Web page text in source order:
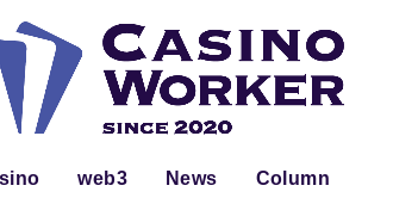
web3 News Column